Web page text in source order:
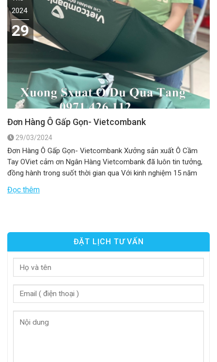
2024
29
Đơn Hàng Ô Gấp Gọn- Vietcombank
29/03/2024
Đơn Hàng Ô Gấp Gọn- Vietcombank Xưởng sản xuất Ô Cầm
Tay OViet cảm ơn Ngân Hàng Vietcombank đã luôn tin tưởng,
đồng hành trong suốt thời gian qua Với kinh nghiệm 15 năm
thị trường những sản phẩm tốt […]
Đọc thêm
ĐẶT LỊCH TƯ VẤN